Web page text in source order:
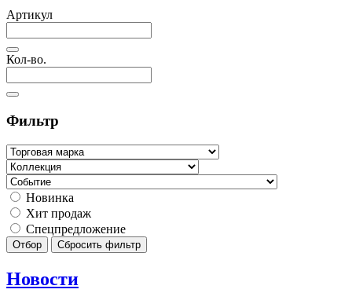
Артикул
Кол-во.
Фильтр
Новинка
Хит продаж
Спецпредложение
Отбор Сбросить фильтр
Новости